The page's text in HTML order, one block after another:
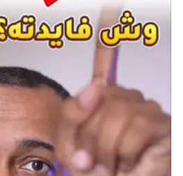
أعد تشغيل اللعبة أو الجهاز
ما تؤدي إعادة التشغيل
الاتصال المؤقتة.
قم بتثبيت آخر
تصحيحات اللعبة للحفاظ
أو أخطاء معروفة.
قبل الختام إليكم مقالنا
إحصائياتك في لعبة